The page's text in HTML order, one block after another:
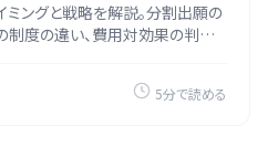
ングと戦略を解説。分割出願の
制度の違い、費用対効果の判断
5分で読める